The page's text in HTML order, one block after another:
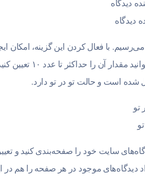
دیدگاه
با فعال کردن این گزینه، امکان
دیدگاه‌های تودرتو را در سایت خود فراهم می‌کنید و از قسمت عمق می‌توانید مقدار آن را حداکثر
شده است و حالت تو در تو دارد.
سایت خود را صفحه‌بندی کنید و
دیدگاه‌های موجود در هر صفحه را هم در